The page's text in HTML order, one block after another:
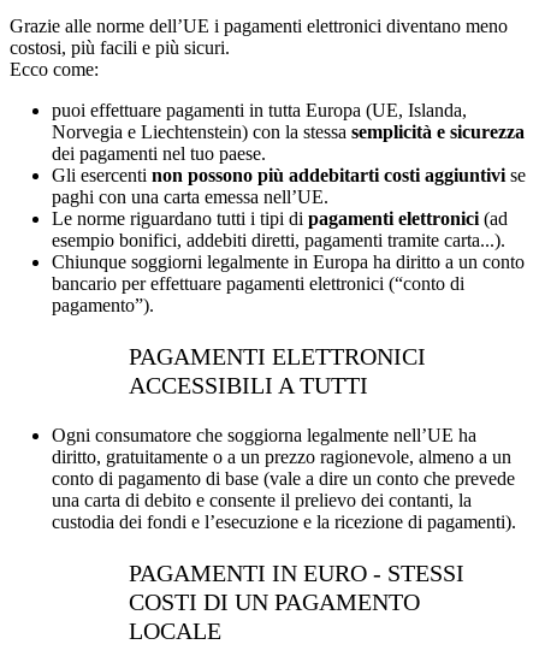
Grazie alle norme dell’UE i pagamenti elettronici diventano meno
costosi, più facili e più sicuri.
Ecco come:
puoi effettuare pagamenti in tutta Europa (UE, Islanda,
Norvegia e Liechtenstein) con la stessa semplicità e sicurezza
dei pagamenti nel tuo paese.
Gli esercenti non possono più addebitarti costi aggiuntivi se
paghi con una carta emessa nell’UE.
Le norme riguardano tutti i tipi di pagamenti elettronici (ad
esempio bonifici, addebiti diretti, pagamenti tramite carta...).
Chiunque soggiorni legalmente in Europa ha diritto a un conto
bancario per effettuare pagamenti elettronici (“conto di
pagamento”).
PAGAMENTI ELETTRONICI
ACCESSIBILI A TUTTI
Ogni consumatore che soggiorna legalmente nell’UE ha
diritto, gratuitamente o a un prezzo ragionevole, almeno a un
conto di pagamento di base (vale a dire un conto che prevede
una carta di debito e consente il prelievo dei contanti, la
custodia dei fondi e l’esecuzione e la ricezione di pagamenti).
PAGAMENTI IN EURO - STESSI
COSTI DI UN PAGAMENTO
LOCALE